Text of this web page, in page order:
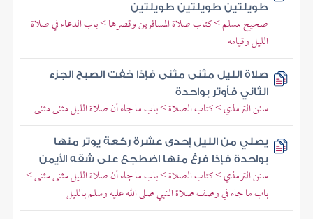
طويلتين طويلتين طويلتين
صحيح مسلم > كتاب صلاة المسافرين وقصرها > باب الدعاء في صلاة
الليل وقيامه
صلاة الليل مثنى مثنى فإذا خفت الصبح الجزء
الثاني فأوتر بواحدة
سنن الترمذي > كتاب الصلاة > باب ما جاء أن صلاة الليل مثنى مثنى
يصلي من الليل إحدى عشرة ركعة يوتر منها
بواحدة فإذا فرغ منها اضطجع على شقه الأيمن
سنن الترمذي > كتاب الصلاة > باب ما جاء أن صلاة الليل مثنى مثنى >
باب ما جاء في وصف صلاة النبي صلى الله عليه وسلم بالليل